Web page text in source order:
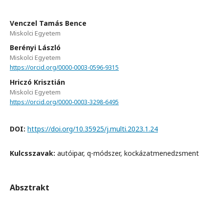
Venczel Tamás Bence
Miskolci Egyetem
Berényi László
Miskolci Egyetem
https://orcid.org/0000-0003-0596-9315
Hriczó Krisztián
Miskolci Egyetem
https://orcid.org/0000-0003-3298-6495
DOI: https://doi.org/10.35925/j.multi.2023.1.24
Kulcsszavak: autóipar, q-módszer, kockázatmenedzsment
Absztrakt